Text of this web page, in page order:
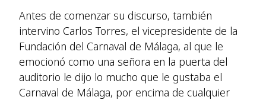
Antes de comenzar su discurso, también
intervino Carlos Torres, el vicepresidente de la
Fundación del Carnaval de Málaga, al que le
emocionó como una señora en la puerta del
auditorio le dijo lo mucho que le gustaba el
Carnaval de Málaga, por encima de cualquier